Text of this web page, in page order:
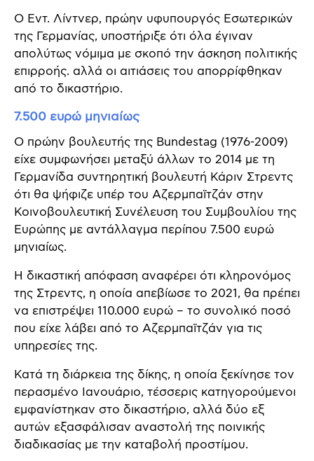
Ο Εντ. Λίντνερ, πρώην υφυπουργός Εσωτερικών
της Γερμανίας, υποστήριξε ότι όλα έγιναν
απολύτως νόμιμα με σκοπό την άσκηση πολιτικής
επιρροής. αλλά οι αιτιάσεις του απορρίφθηκαν
από το δικαστήριο.
7.500 ευρώ μηνιαίως
Ο πρώην βουλευτής της Bundestag (1976-2009)
είχε συμφωνήσει μεταξύ άλλων το 2014 με τη
Γερμανίδα συντηρητική βουλευτή Κάριν Στρεντς
ότι θα ψήφιζε υπέρ του Αζερμπαϊτζάν στην
Κοινοβουλευτική Συνέλευση του Συμβουλίου της
Ευρώπης με αντάλλαγμα περίπου 7.500 ευρώ
μηνιαίως.
Η δικαστική απόφαση αναφέρει ότι κληρονόμος
της Στρεντς, η οποία απεβίωσε το 2021, θα πρέπει
να επιστρέψει 110.000 ευρώ – το συνολικό ποσό
που είχε λάβει από το Αζερμπαϊτζάν για τις
υπηρεσίες της.
Κατά τη διάρκεια της δίκης, η οποία ξεκίνησε τον
περασμένο Ιανουάριο, τέσσερις κατηγορούμενοι
εμφανίστηκαν στο δικαστήριο, αλλά δύο εξ
αυτών εξασφάλισαν αναστολή της ποινικής
διαδικασίας με την καταβολή προστίμου.